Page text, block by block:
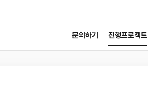
문의하기 진행프로젝트